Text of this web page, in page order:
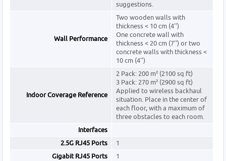
suggestions.
Wall Performance
Two wooden walls with
thickness < 10 cm (4'')
One concrete wall with
thickness < 20 cm (7'') or two
concrete walls with thickness <
10 cm (4'')
Indoor Coverage Reference
2 Pack: 200 m² (2100 sq ft)
3 Pack: 270 m² (2900 sq ft)
Applied to wireless backhaul
situation. Place in the center of
each floor, with a maximum of
three obstacles to each room.
Interfaces
2.5G RJ45 Ports
1
Gigabit RJ45 Ports
1